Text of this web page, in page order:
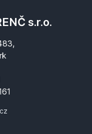
s.r.o.